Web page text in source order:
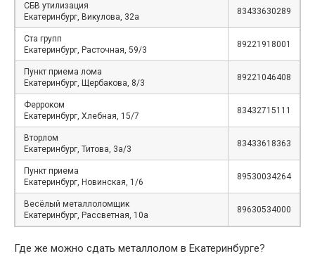
СБВ утилизация
Екатеринбург, Викулова, 32а
83433630289
Ста групп
Екатеринбург, Расточная, 59/3
89221918001
Пункт приема лома
Екатеринбург, Щербакова, 8/3
89221046408
Ферроком
Екатеринбург, Хлебная, 15/7
83432715111
Вторлом
Екатеринбург, Титова, 3а/3
83433618363
Пункт приема
Екатеринбург, Новинская, 1/6
89530034264
Весёлый металлоломщик
Екатеринбург, Рассветная, 10а
89630534000
Где же можно сдать металлолом в Екатеринбурге?